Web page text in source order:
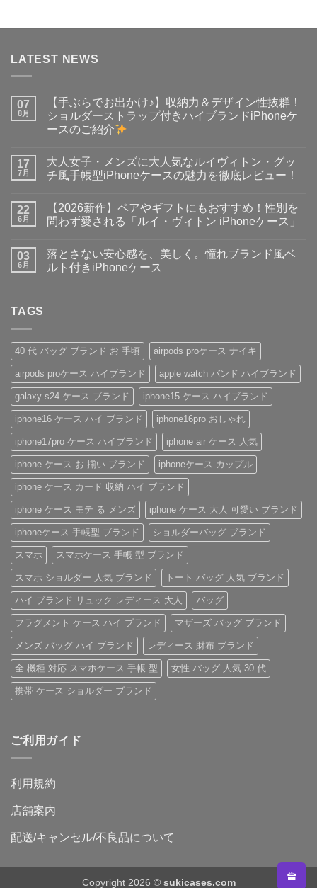
で
¥5,999
LATEST NEWS
07
8月
【手ぶらでお出かけ♪】収納力＆デザイン性抜群！
ショルダーストラップ付きハイブランドiPhoneケ
ースのご紹介
ら
で
お
♪】
収
＆
デ
ザ
ル
ダ
ー
ス
ト
ラ
ッ
プ
付
き
ハ
イ
ブ
ラ
ン
ド
iPhone
ケ
ー
ス
の
ご
紹
へ
の
ン
ト
は
り
ま
17
7月
大人女子・メンズに大人気なルイヴィトン・グッ
チ風手帳型iPhoneケースの魅力を徹底レビュー！
子・
メ
に
大
人
ン・
グ
ッ
チ
風
手
帳
型
iPhone
ケ
ー
ス
の
魅
力
を
徹
底
レ
ビ
ュ
ー！
へ
ト
は
あ
り
ま
22
6月
【2026新作】ペアやギフトにもおすすめ！性別を
問わず愛される「ルイ・ヴィトン iPhoneケース」
作】
ペ
ア
す
す
め！
性
別
を
問
わ
ず
愛
さ
れ
る
「ル
イ・
ヴ
ィ
ト
ン
iPhone
ケ
ー
ス」
の
ン
ト
は
03
6月
落とさない安心感を、美しく。憧れブランド風ベ
ルト付きiPhoneケース
感
を、
美
し
く。
憧
れ
ブ
ラ
ン
ド
風
ベ
ル
ト
付
き
iPhone
ケ
ー
ス
へ
の
あ
り
ま
せ
ん
TAGS
40 代 バッグ ブランド お 手頃 airpods proケース ナイキ
airpods proケース ハイブランド apple watch バンド ハイブランド
galaxy s24 ケース ブランド iphone15 ケース ハイブランド
iphone16 ケース ハイ ブランド iphone16pro おしゃれ
iphone17pro ケース ハイブランド iphone air ケース 人気
iphone ケース お 揃い ブランド iphoneケース カップル
iphone ケース カード 収納 ハイ ブランド
iphone ケース モテ る メンズ iphone ケース 大人 可愛い ブランド
iphoneケース 手帳型 ブランド ショルダーバッグ ブランド
スマホ スマホケース 手帳 型 ブランド
スマホ ショルダー 人気 ブランド トート バッグ 人気 ブランド
ハイ ブランド リュック レディース 大人 バッグ
フラグメント ケース ハイ ブランド マザーズ バッグ ブランド
メンズ バッグ ハイ ブランド レディース 財布 ブランド
全 機種 対応 スマホケース 手帳 型 女性 バッグ 人気 30 代
携帯 ケース ショルダー ブランド
ご利用ガイド
利用規約
店舗案内
配送/キャンセル/不良品について
Copyright 2026 © sukicases.com